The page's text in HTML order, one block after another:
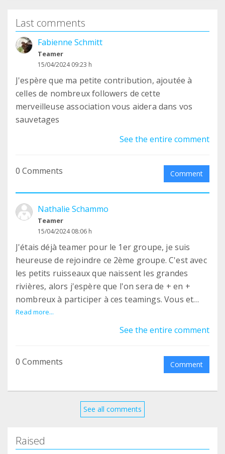
Last comments
Fabienne Schmitt
Teamer
15/04/2024 09:23 h
J'espère que ma petite contribution, ajoutée à
celles de nombreux followers de cette
merveilleuse association vous aidera dans vos
sauvetages
See the entire comment
0 Comments Comment
Nathalie Schammo
Teamer
15/04/2024 08:06 h
J'étais déjà teamer pour le 1er groupe, je suis
heureuse de rejoindre ce 2ème groupe. C'est avec
les petits ruisseaux que naissent les grandes
rivières, alors j'espère que l'on sera de + en +
nombreux à participer à ces teamings. Vous et
Cyril réalisez un travail de titan au quotidien, vous
donnez de votre personne et tout votre temps
aider à ma façon. Prenez soin de vous.
Read more...
See the entire comment
0 Comments Comment
See all comments
Raised